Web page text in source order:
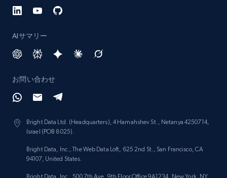
Lazada - Products - Discover products by
seller URL
price, Currency, Stock, and more.
991+ 165+ 今すぐ始める
AIサマリー
お問い合わせ
Bright Data Ltd. (Headquarters), 4 Hamahshev St., Netanya 4250714,
Israel (POB 8025).
Bright Data, Inc., The Web Data Loft, 625 2nd St., San Francisco, CA
94107, United States.
Bright Data, Inc., 500 7th Ave, 9th Floor Office 9A1234, New York, NY